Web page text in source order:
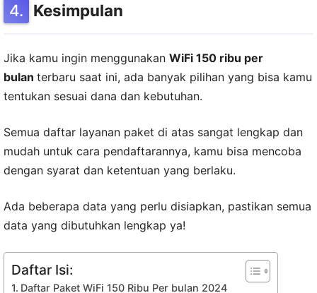
Kesimpulan
Jika kamu ingin menggunakan WiFi 150 ribu per
bulan terbaru saat ini, ada banyak pilihan yang bisa kamu
tentukan sesuai dana dan kebutuhan.
Semua daftar layanan paket di atas sangat lengkap dan
mudah untuk cara pendaftarannya, kamu bisa mencoba
dengan syarat dan ketentuan yang berlaku.
Ada beberapa data yang perlu disiapkan, pastikan semua
data yang dibutuhkan lengkap ya!
Daftar Isi:
Daftar Paket WiFi 150 Ribu Per bulan 2024